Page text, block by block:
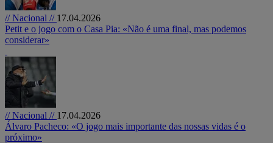
// Nacional // 17.04.2026
Petit e o jogo com o Casa Pia: «Não é uma final, mas podemos
considerar»
// Nacional // 17.04.2026
Álvaro Pacheco: «O jogo mais importante das nossas vidas é o
próximo»